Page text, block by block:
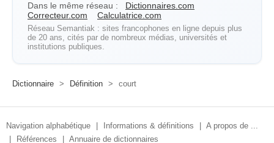
Dans le même réseau :
Dictionnaires.com
Correcteur.com
Calculatrice.com
Réseau Semantiak : sites francophones en ligne depuis plus
de 20 ans, cités par de nombreux médias, universités et
institutions publiques.
Dictionnaire > Définition > court
Navigation alphabétique Informations & définitions
A propos de ...
Références Annuaire de dictionnaires